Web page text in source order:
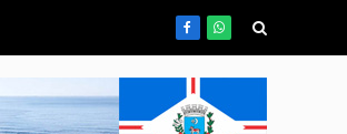
FacebookWhatsApp